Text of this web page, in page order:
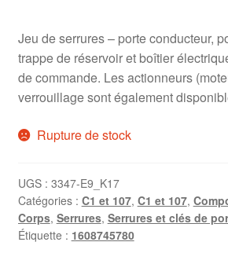
Jeu de serrures – porte conducteur,
trappe de réservoir et boîtier
de commande. Les actionneurs
verrouillage sont également
Rupture de stock
UGS : 3347-E9_K17
Catégories : C1 et 107, C1 et 107,
Corps, Serrures, Serrures et clés de
Étiquette : 1608745780